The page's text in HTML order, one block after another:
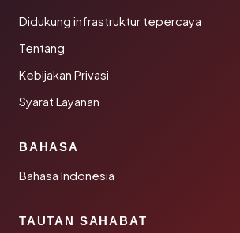
Didukung infrastruktur tepercaya
Tentang
Kebijakan Privasi
Syarat Layanan
BAHASA
Bahasa Indonesia
TAUTAN SAHABAT